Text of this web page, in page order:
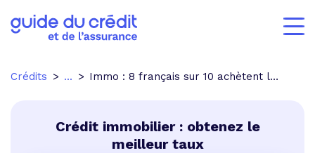
Crédits ... Immo : 8 français sur 10 achètent leur résidence principale à crédit
Crédit immobilier : obtenez le
meilleur taux